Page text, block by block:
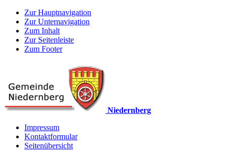
Zur Hauptnavigation
Zur Unternavigation
Zum Inhalt
Zur Seitenleiste
Zum Footer
Niedernberg
Impressum
Kontaktformular
Seitenübersicht